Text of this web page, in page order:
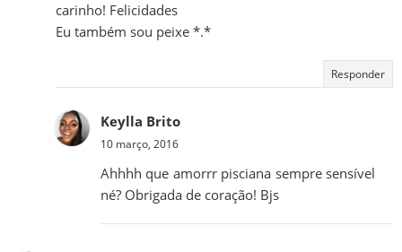
carinho! Felicidades
Eu também sou peixe *.*
Responder
Keylla Brito
10 março, 2016
Ahhhh que amorrr pisciana sempre sensível
né? Obrigada de coração! Bjs